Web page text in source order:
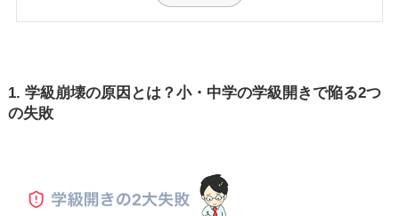
1. 学級崩壊の原因とは？小・中学の学級開きで陥る2つ
の失敗